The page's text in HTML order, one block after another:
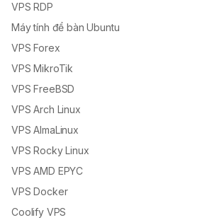
VPS RDP
Máy tính để bàn Ubuntu
VPS Forex
VPS MikroTik
VPS FreeBSD
VPS Arch Linux
VPS AlmaLinux
VPS Rocky Linux
VPS AMD EPYC
VPS Docker
Coolify VPS